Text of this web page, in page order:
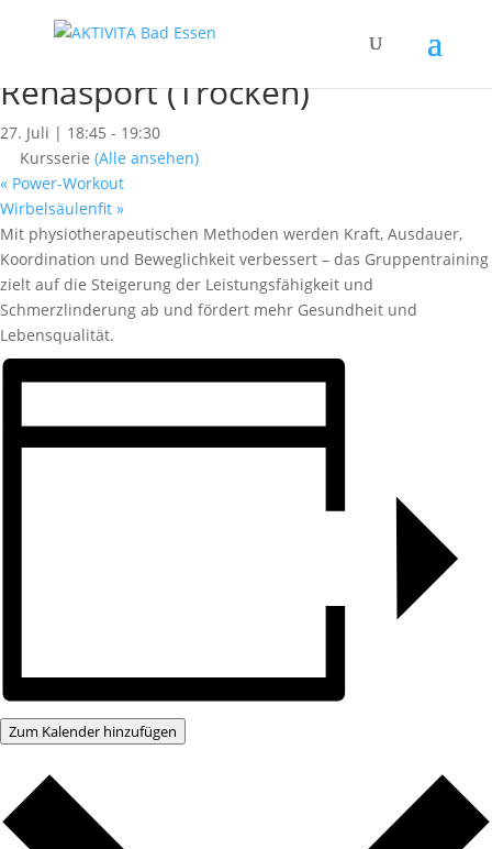
« Alle Kurse
Rehasport (Trocken)
27. Juli | 18:45 - 19:30
Kursserie (Alle ansehen)
« Power-Workout
Wirbelsäulenfit »
Mit physiotherapeutischen Methoden werden Kraft, Ausdauer,
Koordination und Beweglichkeit verbessert – das Gruppentraining
zielt auf die Steigerung der Leistungsfähigkeit und
Schmerzlinderung ab und fördert mehr Gesundheit und
Lebensqualität.
Zum Kalender hinzufügen